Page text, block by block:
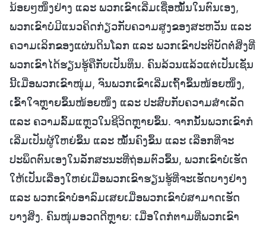
ນ້ອຍໆໜຶ່ງຢ່າງ ແລະ ພວກເຂົາເລີ່ມເຊື່ອໝັ້ນໃນຕົນເອງ,
ພວກເຂົາບໍ່ມີແນວຄິດກ່ຽວກັບຄວາມສູງຂອງສະຫວັນ ແລະ
ຄວາມເລິກຂອງແຜ່ນດິນໂລກ ແລະ ພວກເຂົາປະຕິບັດຕໍ່ສິ່ງທີ່
ພວກເຂົາໄດ້ຮຽນຮູ້ຄືກັບເປັນທຶນ. ຄົນລ້ວນແລ້ວແຕ່ເປັນເຊັ່ນ
ນີ້ເມື່ອພວກເຂົາໜຸ່ມ, ຈົນພວກເຂົາເລີ່ມເຖົ້າຂຶ້ນໜ້ອຍໜຶ່ງ,
ເຂົ້າໃຈຫຼາຍຂຶ້ນໜ້ອຍໜຶ່ງ ແລະ ປະສົບກັບຄວາມສຳເລັດ
ແລະ ຄວາມລົ້ມແຫຼວໃນຊີວິດຫຼາຍຂຶ້ນ. ຈາກນັ້ນພວກເຂົາກໍ
ເລີ່ມເປັນຜູ້ໃຫຍ່ຂຶ້ນ ແລະ ໝັ້ນຄົງຂຶ້ນ ແລະ ເລືອກທີ່ຈະ
ປະພຶດຕົນເອງໃນລັກສະນະທີ່ຖ່ອມຕົວຂຶ້ນ, ພວກເຂົາບໍ່ເຮັດ
ໃຫ້ເປັນເລື່ອງໃຫຍ່ເມື່ອພວກເຂົາຮຽນຮູ້ທີ່ຈະເຮັດບາງຢ່າງ
ແລະ ພວກເຂົາບໍ່ອາລົມເສຍເມື່ອພວກເຂົາບໍ່ສາມາດເຮັດ
ບາງສິ່ງ. ຄົນໜຸ່ມອວດດີຫຼາຍ: ເມື່ອໃດກໍຕາມທີ່ພວກເຂົາ